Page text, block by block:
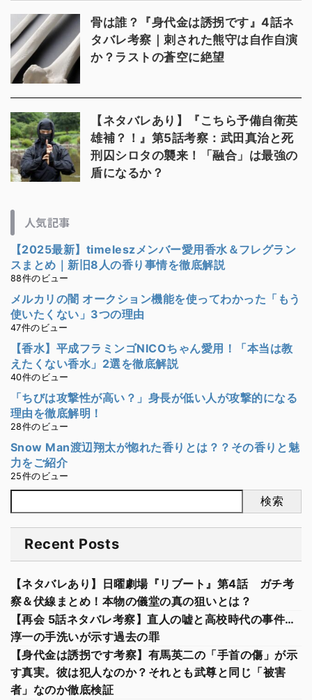
骨は誰？『身代金は誘拐です』4話ネ
タバレ考察｜刺された熊守は自作自演
か？ラストの蒼空に絶望
【ネタバレあり】『こちら予備自衛英
雄補？！』第5話考察：武田真治と死
刑囚シロタの襲来！「融合」は最強の
盾になるか？
人気記事
【2025最新】timeleszメンバー愛用香水＆フレグラン
スまとめ｜新旧8人の香り事情を徹底解説
88件のビュー
メルカリの闇 オークション機能を使ってわかった「もう
使いたくない」3つの理由
47件のビュー
【香水】平成フラミンゴNICOちゃん愛用！「本当は教
えたくない香水」2選を徹底解説
40件のビュー
「ちびは攻撃性が高い？」身長が低い人が攻撃的になる
理由を徹底解明！
28件のビュー
Snow Man渡辺翔太が惚れた香りとは？？その香りと魅
力をご紹介
25件のビュー
検索
Recent Posts
【ネタバレあり】日曜劇場『リブート』第4話 ガチ考
察＆伏線まとめ！本物の儀堂の真の狙いとは？
【再会 5話ネタバレ考察】直人の嘘と高校時代の事件…
淳一の手洗いが示す過去の罪
【身代金は誘拐です考察】有馬英二の「手首の傷」が示
す真実。彼は犯人なのか？それとも武尊と同じ「被害
者」なのか徹底検証